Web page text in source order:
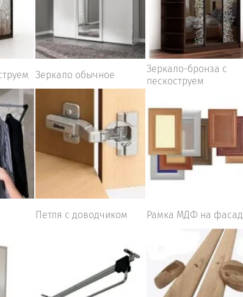
Зеркало обычное
Зеркало-бронза с
пескоструем
Петля с доводчиком Рамка МДФ на фасад